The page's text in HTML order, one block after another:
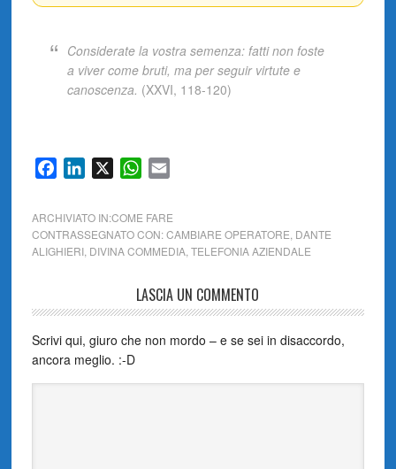
Considerate la vostra semenza: fatti non foste
a viver come bruti, ma per seguir virtute e
canoscenza. (XXVI, 118-120)
FacebookLinkedIn WhatsApp
ARCHIVIATO IN:COME FARE
CONTRASSEGNATO CON:CAMBIARE OPERATORE DANTE
ALIGHIERI, DIVINA COMMEDIA, TELEFONIA AZIENDALE
LASCIA UN COMMENTO
Scrivi qui, giuro che non mordo – e se sei in disaccordo,
ancora meglio. :-D